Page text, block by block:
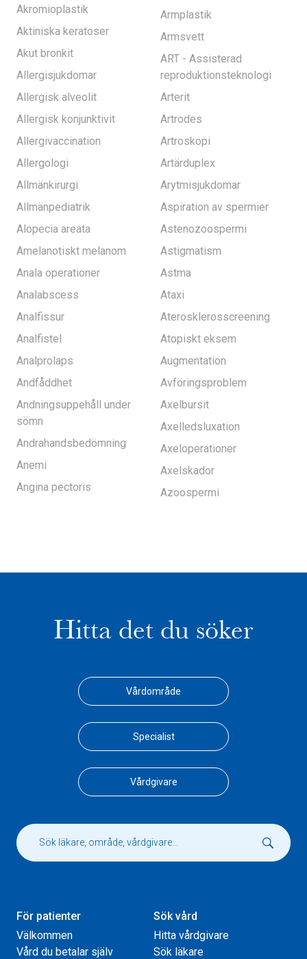
Akromioplastik
Aktiniska keratoser
Akut bronkit
Allergisjukdomar
Allergisk alveolit
Allergisk konjunktivit
Allergivaccination
Allergologi
Allmänkirurgi
Allmänpediatrik
Alopecia areata
Amelanotiskt melanom
Anala operationer
Analabscess
Analfissur
Analfistel
Analprolaps
Andfåddhet
Andningsuppehåll under
sömn
Andrahandsbedömning
Anemi
Angina pectoris
Armplastik
Armsvett
ART - Assisterad
reproduktionsteknologi
Arterit
Artrodes
Artroskopi
Artärduplex
Arytmisjukdomar
Aspiration av spermier
Astenozoospermi
Astigmatism
Astma
Ataxi
Aterosklerosscreening
Atopiskt eksem
Augmentation
Avföringsproblem
Axelbursit
Axelledsluxation
Axeloperationer
Axelskador
Azoospermi
Hitta det du söker
Vårdområde
Specialist
Vårdgivare
För patienter
Välkommen
Vård du betalar själv
Sök vård
Hitta vårdgivare
Sök läkare